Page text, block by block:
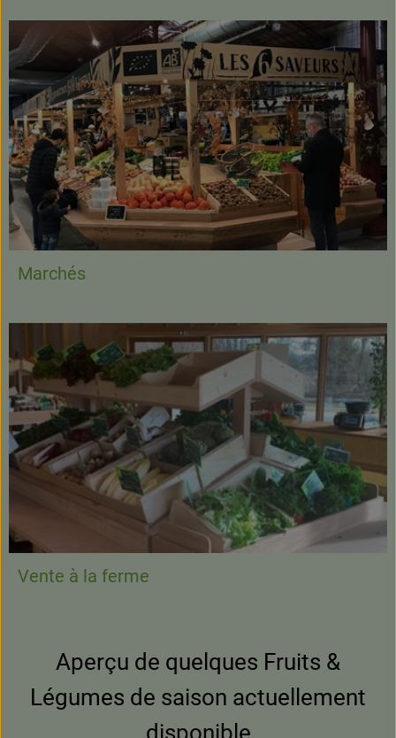
Marchés
Vente à la ferme
Aperçu de quelques Fruits &
Légumes de saison actuellement
disponible